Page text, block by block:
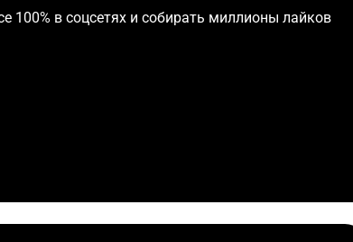
100% в соцсетях и собирать миллионы лайков